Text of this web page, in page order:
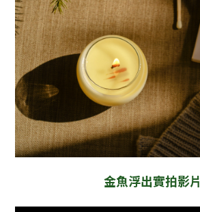
金魚浮出實拍影片